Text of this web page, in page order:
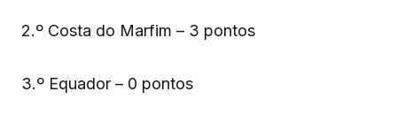
2.º Costa do Marfim – 3 pontos
3.º Equador – 0 pontos